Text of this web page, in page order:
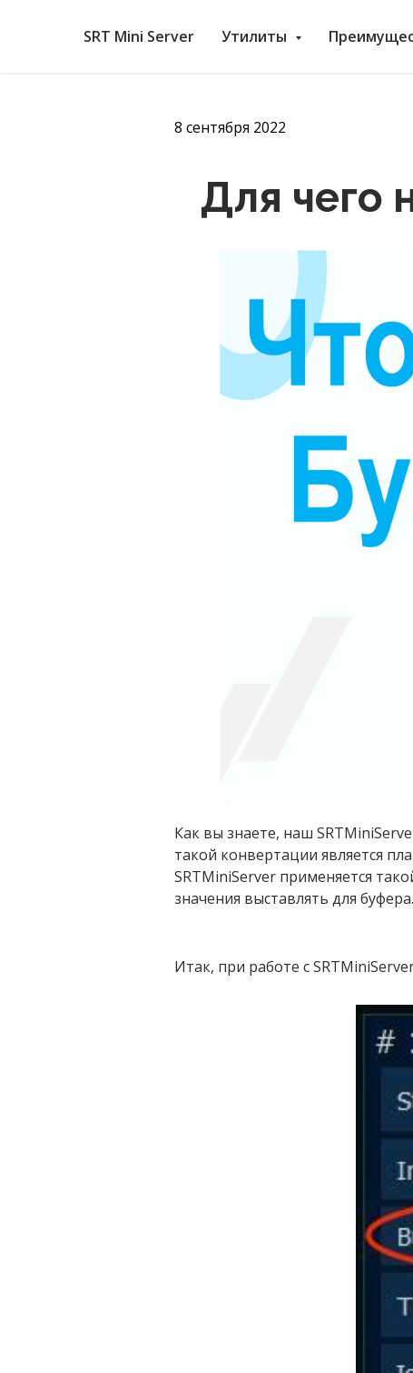
SRT Mini Server Утилиты
8 сентября 2022
Для чего
Как вы знаете, наш
такой конвертации является
SRTMiniServer применяется
значения выставлять для буфера.
Итак, при работе с